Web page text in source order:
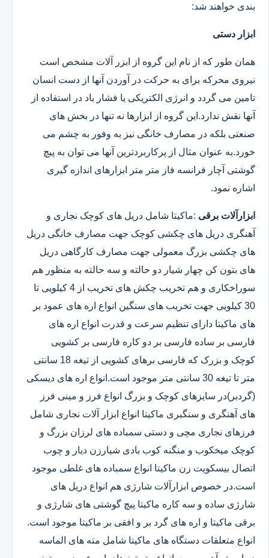
بندی خواهند شد:
ابزار دستی
همان طور که از نام این گروه از ابزر آلات مشخص است
نیروی محرکه برای به حرکت در آوردن آنها از دست انسان
تامین می گردد و انرژی الکتریکی یا فشار باد در استفاده از
آنها نقش ندارد.این گروه از ابزارها نه تنها در بخش های
صنعتی بلکه در مصارف خانگی نیز به وفور به چشم می
خورد.به عنوان مثال از پرکاربردترین آنها می توان به پیچ
گوشتی آچار فرانسه فاز متر متر ابزارهای اندازه گیری
اشاره نمود.
ابزارآلات برقی :ماکیتا شامل دریل های کوچک نجاری و
آهنگری دریل های چکشی کوچک جهت مصارف خانگی دریل
های چکشی بزرگ معمولی جهت مصارف کارگاهی دریل
های بتون کن چهار شیار دو حالته و سه حالته به منظور هم
سوراخکاری و هم تخریب چکش های تخریب از 4 کیلویی تا
30 کیلویی جهت تخریب های سنگین انواع اره های عمود بر
های ماکیتا دارای تنظیم سرعت و قدرت انواع اره های
فارسی بر ساده فارسی بر دو کاره فارسی بر کشویی
کوچک و بزرک که فارسی برهای کشویی از تیغه 18 سانتی
متر تا تیغه 30 سانتی متر موجود است.انواع اره های دیسکی
(گردبر)در سایزهای کوچک و بزرگ انواع فرز و مینی فرز
های آهنگری و سنگبری ماکیتا انواع ابزار آلات نجاری شامل
فرزهای نجاری مچی و دستی سمباده های لرزان بزرگ و
کوچک میخکوب و منگنه کوب بادی شیارزن دیار و چوب
اتصال بیسکویت زن ماکیتا انواع سمباده های غلطی موجود
است.در خصوص ابزارآلات شارژی هم انواع دریل های
شارژی ساده و سه کاره ماکیتا پیچ گوشتی های شارژی و
برقی ماکیتا و اره های گرد بر و افقی بر ماکیتا موجود است.
انواع متعلقات دستگاه های ماکیتا شامل مته های الماسه